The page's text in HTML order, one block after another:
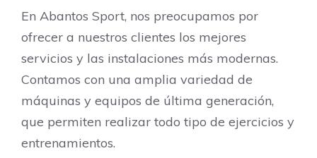
En Abantos Sport, nos preocupamos por
ofrecer a nuestros clientes los mejores
servicios y las instalaciones más modernas.
Contamos con una amplia variedad de
máquinas y equipos de última generación,
que permiten realizar todo tipo de ejercicios y
entrenamientos.